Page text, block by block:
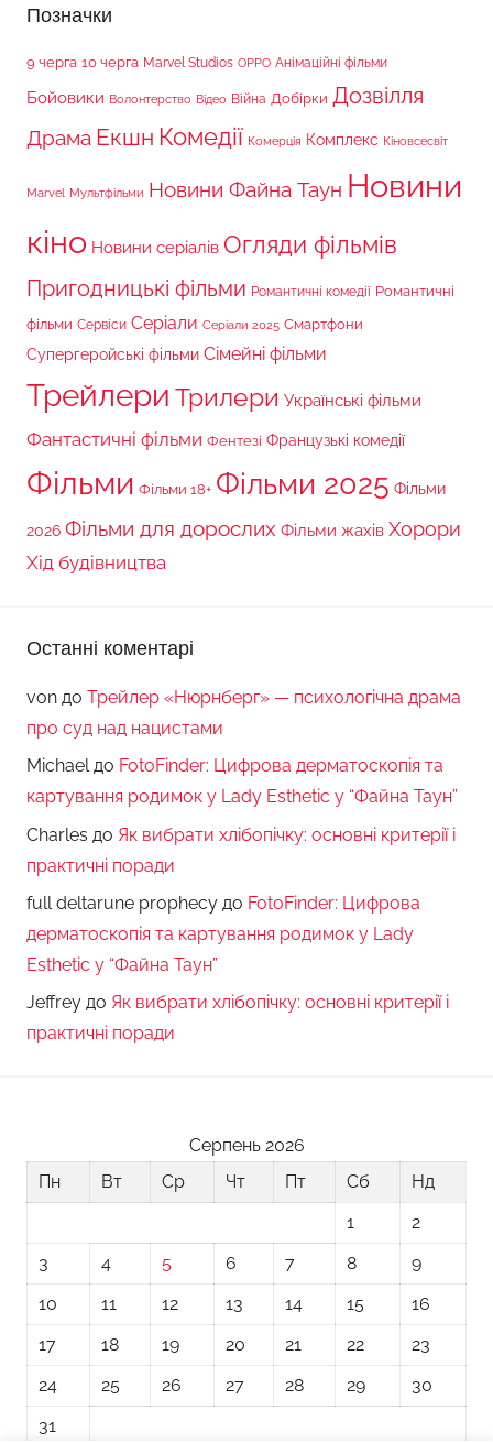
Позначки
9 черга 10 черга Marvel Studios OPPO Анімаційні фільми
Бойовики Волонтерство Відео Війна Добірки Дозвілля
Драма Екшн Комедії Комерція Комплекс Кіновсесвіт
Marvel Мультфільми Новини Файна Таун Новини
кіно Новини серіалів Огляди фільмів
Пригодницькі фільми Романтичні комедії Романтичні
фільми Сервіси Серіали Серіали 2025 Смартфони
Супергеройські фільми Сімейні фільми
Трейлери Трилери Українські фільми
Фантастичні фільми Фентезі Французькі комедії
Фільми Фільми 18+ Фільми 2025 Фільми
2026 Фільми для дорослих Фільми жахів Хорори
Хід будівництва
Останні коментарі
von до Трейлер «Нюрнберг» — психологічна драма
про суд над нацистами
Michaelдо FotoFinder: Цифрова дерматоскопія та
картування родимок у Lady Esthetic у “Файна Таун”
Charles до Як вибрати хлібопічку: основні критерії і
практичні поради
full deltarune prophecy до FotoFinder: Цифрова
дерматоскопія та картування родимок у Lady
Esthetic у “Файна Таун”
Jeffrey до Як вибрати хлібопічку: основні критерії і
практичні поради
Серпень 2026
Пн
Вт Ср Чт Пт Сб
Нд
1
2
3
4 5 6 7 8
9
10
11 12 13 14 15
16
17
18 19 20 21 22
23
24
25 26 27 28 29
30
31